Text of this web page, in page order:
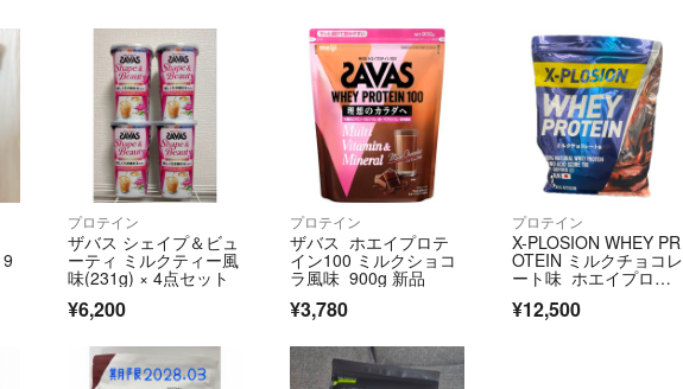
プロテイン
ザバス シェイプ＆ビュ
ーティ ミルクティー風
味(231g) × 4点セット
¥6,200
プロテイン
ザバス ホエイプロテ
イン100 ミルクショコ
ラ風味 900g 新品
¥3,780
プロテイン
X-PLOSION WHEY PR
OTEIN ミルクチョコレ
ート味 ホエイプロテ
イン 3kg
¥12,500